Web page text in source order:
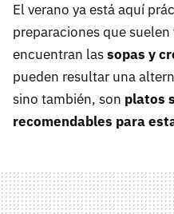
El verano ya está aquí
preparaciones que
encuentran lassopas y
pueden resultar una
sino también, son platos
recomendables para